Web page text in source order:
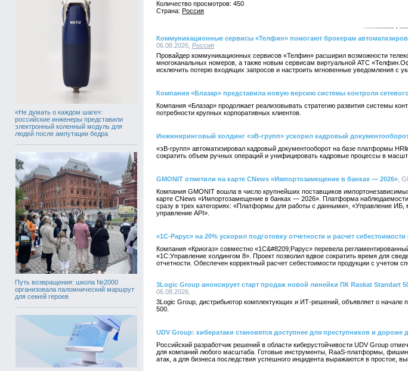
«Не думать о каждом шаге»:
российские инженеры представили
электронный коленный модуль для
людей после ампутации бедра
Путь возвращения: школа №2000
организовала паломнический маршрут
для семей героев
Количество просмотров: 450
Страна: Россия
Коммуникационные сервисы «Телфин» помогают брокерам
06.08.2026, Россия
Провайдер коммуникационных сервисов «Телфин» расширил возможности
многоканальных номеров, а также новым сервисам виртуальной АТС
исключить потерю входящих запросов и настроить мгновенные уведомления с
Компания «Блазар» представила новую версию системы контроля
Компания «Блазар» продолжает реализовывать стратегию развития системы
потребности крупных корпоративных клиентов.
Инжиниринговый холдинг «эВ-групп» ускорил кадровый
«эВ-групп» автоматизировал кадровый документооборот на базе платформы
сократить объем ручных операций и унифицировать кадровые процессы в
GMONIT отметили на карте CNews «Импортозамещение в банках — 2026» ,
Компания GMONIT вошла в число крупнейших поставщиков
карте CNews «Импортозамещение в банках — 2026». Платформа
сразу в трех категориях: «Платформы для работы с данными», «Управление ИБ,
управление API».
«1С-Рарус» на 20% ускорил подготовку отчетности и расчет себестоимости
Компания «Криогаз» совместно «1С&#8209;Рарус» перевела
«1С:Управление холдингом 8». Проект позволил вдвое сократить время для
отчетности. Обеспечен корректный расчет себестоимости продукции с учетом
3Logic Group анонсирует старт продаж новой линейки ПК Raskat Standart
06.08.2026,
3Logic Group, дистрибьютор комплектующих и ИТ-решений, объявляет о начале
500.
UDV Group: кибератаки становятся доступнее для преступников и дороже
Российский разработчик решений в области киберустойчивости UDV Group
для компаний любого масштаба. Готовые инструменты, RaaS-платформы,
атак, а для бизнеса последствия успешного инцидента выражаются в простое,